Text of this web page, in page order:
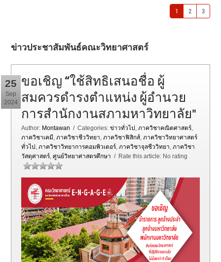
1 2 3
ข่าวประชาสัมพันธ์คณะวิทยาศาสตร์
25
Sep
2024
ขอเชิญ “ใช้สิทธิเสนอชื่อ ผู้
สมควรดำรงตำแหน่ง ผู้อำนวย
การสำนักงานสภามหาวิทยาลัย"
Author: Montawan / Categories:ข่าวทั่วไป ,ภาควิชาคณิตศาสตร์
ภาควิชาเคมี ,ภาควิชาชีววิทยา ,ภาควิชาฟิสิกส์ ,ภาควิชาวิทยาศาสตร์
ทั่วไป ,ภาควิชาวิทยาการคอมพิวเตอร์ ,ภาควิชาจุลชีววิทยา ,ภาควิชา
วัสดุศาสตร์ ,ศูนย์วิทยาศาสตรศึกษา / Rate this article: No rating